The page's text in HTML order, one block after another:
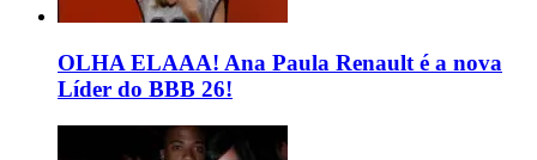
OLHA ELAAA! Ana Paula Renault é a nova
Líder do BBB 26!